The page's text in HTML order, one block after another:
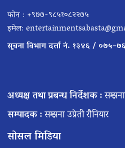
फोन : +९७७-९८५१०८२२७५
इमेल:
सूचना विभाग दर्ता नं. १३४६ / ०७५–७६
अध्यक्ष तथा प्रबन्ध निर्देशक :
सम्पादक :सम्झना उप्रेती रौनियार
सोसल मिडिया